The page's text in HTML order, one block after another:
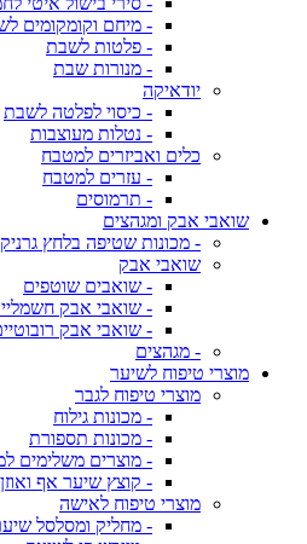
- מיחם וקומקומים
- פלטות לשבת
- מנורות שבת
יודאיקה
- כיסוי לפלטה לשבת
- נטלות מעוצבות
כלים ואביזרים למטבח
- עזרים למטבח
- תרמוסים
שואבי אבק ומגהצים
- מכונות שטיפה בלחץ גרניק
שואבי אבק
- שואבים שוטפים
- שואבי אבק
- שואבי אבק
- מגהצים
מוצרי טיפוח לשיער
מוצרי טיפוח לגבר
- מכונות גילוח
- מכונות תספורת
- מוצרים משלימים
- קוצץ שיער אף ואוזן
מוצרי טיפוח לאישה
- מחליק ומסלסל